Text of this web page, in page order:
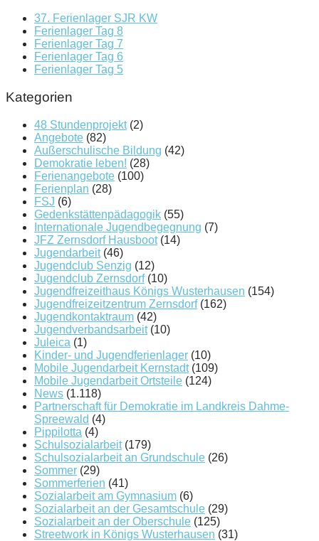
37. Ferienlager SJR KW
Ferienlager Tag 8
Ferienlager Tag 7
Ferienlager Tag 6
Ferienlager Tag 5
Kategorien
48 Stundenprojekt(2)
Angebote (82)
Außerschulische Bildung (42)
Demokratie leben! (28)
Ferienangebote (100)
Ferienplan (28)
FSJ (6)
Gedenkstättenpädagogik (55)
Internationale Jugendbegegnung (7)
JFZ Zernsdorf Hausboot(14)
Jugendarbeit(46)
Jugendclub Senzig (12)
Jugendclub Zernsdorf(10)
Jugendfreizeithaus Königs Wusterhausen (154)
Jugendfreizeitzentrum Zernsdorf(162)
Jugendkontaktraum (42)
Jugendverbandsarbeit(10)
Juleica (1)
Kinder- und Jugendferienlager (10)
Mobile Jugendarbeit Kernstadt(109)
Mobile Jugendarbeit Ortsteile (124)
News (1.118)
Partnerschaft für Demokratie im Landkreis Dahme-
Spreewald (4)
Pippilotta (4)
Schulsozialarbeit(179)
Schulsozialarbeit an Grundschule (26)
Sommer (29)
Sommerferien (41)
Sozialarbeit am Gymnasium (6)
Sozialarbeit an der Gesamtschule (29)
Sozialarbeit an der Oberschule (125)
Streetwork in Königs Wusterhausen (31)